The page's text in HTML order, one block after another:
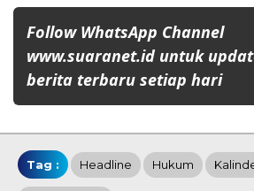
Follow WhatsApp Channel
www.suaranet.id untuk
berita terbaru setiap hari
Tag : Headline Hukum